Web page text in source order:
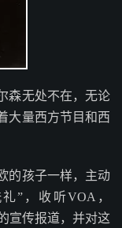
森无处不在，无论
大量西方节目和西
的孩子一样，主动
”，收听VOA，
宣传报道，并对这